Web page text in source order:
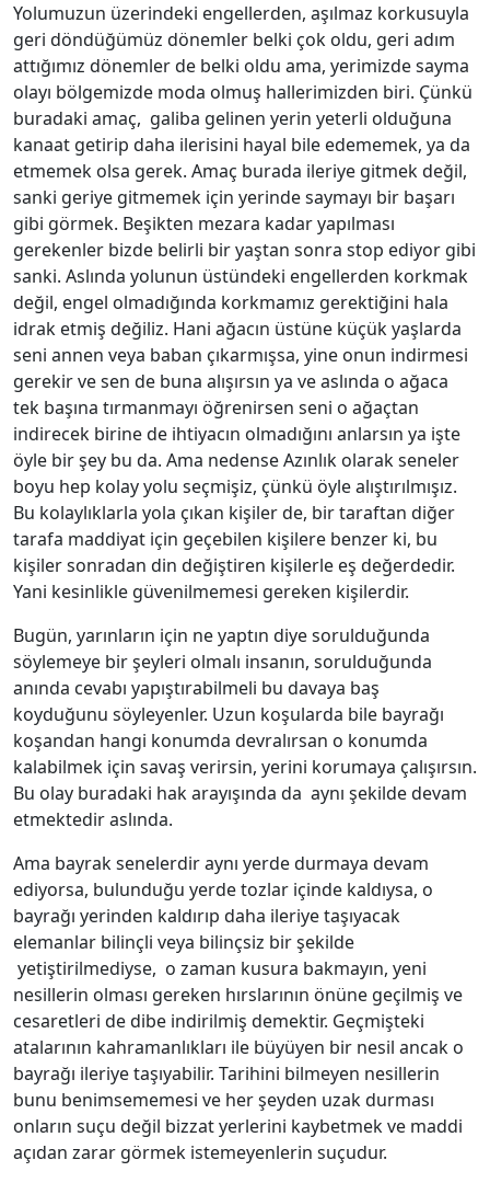
Yolumuzun üzerindeki engellerden, aşılmaz korkusuyla
geri döndüğümüz dönemler belki çok oldu, geri adım
attığımız dönemler de belki oldu ama, yerimizde sayma
olayı bölgemizde moda olmuş hallerimizden biri. Çünkü
buradaki amaç, galiba gelinen yerin yeterli olduğuna
kanaat getirip daha ilerisini hayal bile edememek, ya da
etmemek olsa gerek. Amaç burada ileriye gitmek değil,
sanki geriye gitmemek için yerinde saymayı bir başarı
gibi görmek. Beşikten mezara kadar yapılması
gerekenler bizde belirli bir yaştan sonra stop ediyor gibi
sanki. Aslında yolunun üstündeki engellerden korkmak
değil, engel olmadığında korkmamız gerektiğini hala
idrak etmiş değiliz. Hani ağacın üstüne küçük yaşlarda
seni annen veya baban çıkarmışsa, yine onun indirmesi
gerekir ve sen de buna alışırsın ya ve aslında o ağaca
tek başına tırmanmayı öğrenirsen seni o ağaçtan
indirecek birine de ihtiyacın olmadığını anlarsın ya işte
öyle bir şey bu da. Ama nedense Azınlık olarak seneler
boyu hep kolay yolu seçmişiz, çünkü öyle alıştırılmışız.
Bu kolaylıklarla yola çıkan kişiler de, bir taraftan diğer
tarafa maddiyat için geçebilen kişilere benzer ki, bu
kişiler sonradan din değiştiren kişilerle eş değerdedir.
Yani kesinlikle güvenilmemesi gereken kişilerdir.
Bugün, yarınların için ne yaptın diye sorulduğunda
söylemeye bir şeyleri olmalı insanın, sorulduğunda
anında cevabı yapıştırabilmeli bu davaya baş
koyduğunu söyleyenler. Uzun koşularda bile bayrağı
koşandan hangi konumda devralırsan o konumda
kalabilmek için savaş verirsin, yerini korumaya çalışırsın.
Bu olay buradaki hak arayışında da aynı şekilde devam
etmektedir aslında.
Ama bayrak senelerdir aynı yerde durmaya devam
ediyorsa, bulunduğu yerde tozlar içinde kaldıysa, o
bayrağı yerinden kaldırıp daha ileriye taşıyacak
elemanlar bilinçli veya bilinçsiz bir şekilde
yetiştirilmediyse, o zaman kusura bakmayın, yeni
nesillerin olması gereken hırslarının önüne geçilmiş ve
cesaretleri de dibe indirilmiş demektir. Geçmişteki
atalarının kahramanlıkları ile büyüyen bir nesil ancak o
bayrağı ileriye taşıyabilir. Tarihini bilmeyen nesillerin
bunu benimsememesi ve her şeyden uzak durması
onların suçu değil bizzat yerlerini kaybetmek ve maddi
açıdan zarar görmek istemeyenlerin suçudur.